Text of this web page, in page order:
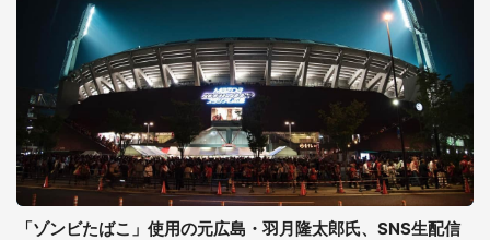
「ゾンビたばこ」使用の元広島・羽月隆太郎氏、SNS生配信